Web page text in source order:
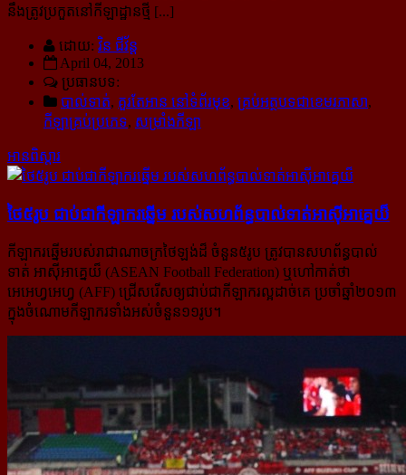
នឹងត្រូវប្រកួតនៅកីឡាដ្ឋានថ្មី [...]
ដោយ: វិន ជីវ័ន្ត
April 04, 2013
ប្រធានបទ:
បាល់ទាត់, គួរតែអាន នៅទំព័រមុខ, គ្រប់អត្ថបទជាខេមរភាសា,
កីឡាគ្រប់ប្រភេទ, សម្រាំងកីឡា
អានពិស្ដារ
ថៃ៥រូប ជាប់​ជា​កីឡាករ​ឆ្នើម របស់​សហព័ន្ធ​បាល់​ទាត់​អាស៊ី​អាគ្នេយ៏
កីឡាករឆ្នើមរបស់រាជាណាចក្រថៃឡង់ដ៏ ចំនួន៥រូប ត្រូវបានសហព័ន្ធបាល់
ទាត់ អាស៊ីអាគ្នេយ៏ (ASEAN Football Federation) ឬហៅកាត់ថា
អេអេហ្វអេហ្វ (AFF) ជ្រើសរើសឲ្យជាប់ជាកីឡាករល្អដាច់គេ ប្រចាំឆ្នាំ២០១៣
ក្នុងចំណោម​កីឡាករទាំងអស់ចំនួន១១រូប។